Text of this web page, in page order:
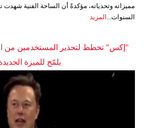
مميزاته وتحدياته، مؤكدةً أن الساحة الفنية شهدت
السنوات... المزيد
"إكس" تخطط لتحذير المستخدمين من
يلمّح للميزة